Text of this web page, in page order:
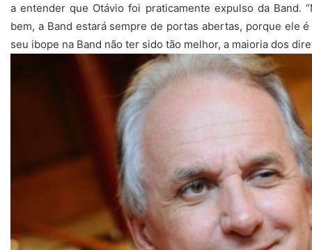
a entender que Otávio foi praticamente expulso da Band.
bem, a Band estará sempre de portas abertas, porque ele
seu ibope na Band não ter sido tão melhor, a maioria dos